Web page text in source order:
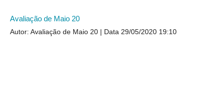
Avaliação de Maio 20
Autor: Avaliação de Maio 20 Data 29/05/2020 19:10